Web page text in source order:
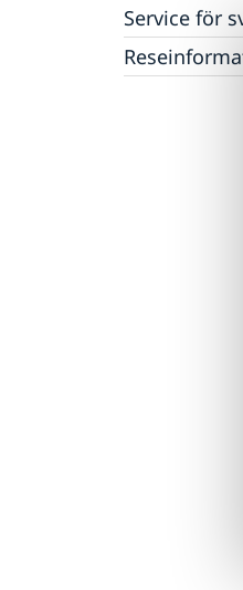
Service för
Svenska
Anmäla
Aktuella
Allmänna
In- och
Hälso- och
Lokala lagar
Covid-19: